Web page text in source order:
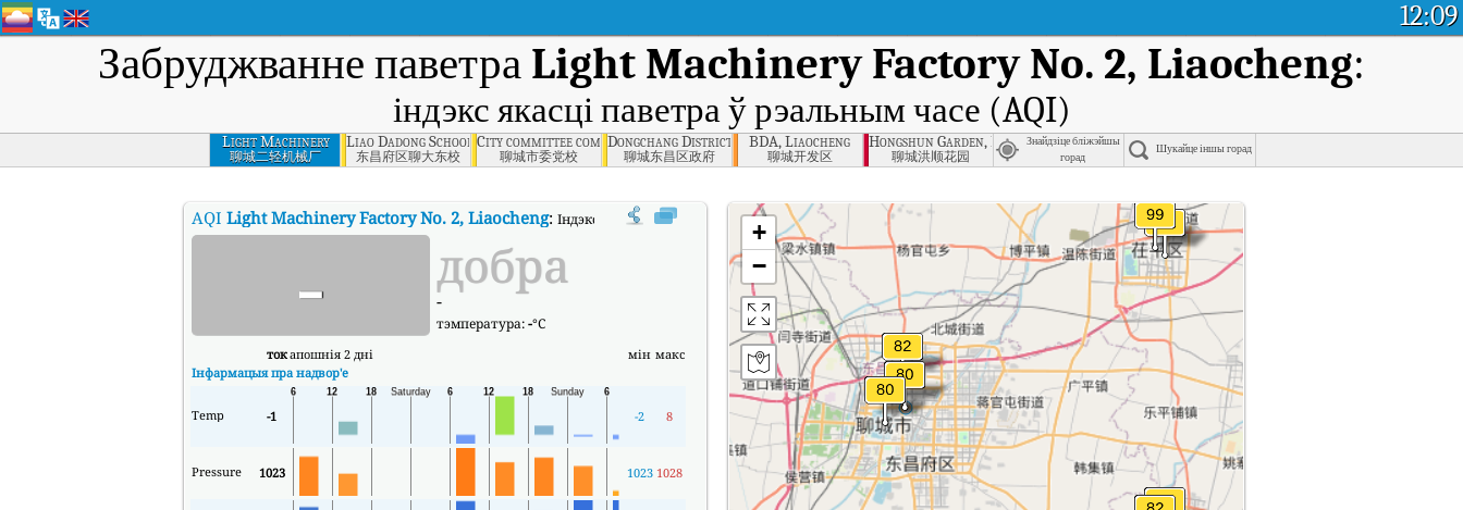
12:09
Забруджванне паветра Light Machinery Factory No. 2, Liaocheng:
індэкс якасці паветра ў рэальным часе (AQI)
Light Machinery
Factory No. 2,
Liaocheng
聊城二轻机械厂
Liao Dadong School, Dongchangfu District
东昌府区聊大东校
City committee communist party school, Liaocheng
聊城市委党校
Dongchang District Government, Liaocheng
聊城东昌区政府
BDA, Liaocheng
聊城开发区
Hongshun Garden, Liaocheng
聊城洪顺花园
Знайдзіце бліжэйшы
горад
Шукайце іншы горад
AQI Light Machinery Factory No. 2, Liaocheng: Індэкс якасці паветра Light Machinery Factory No. 2, Liaocheng у рэальным часе (AQI).
- добра
-
тэмпература:-°C
токапошнія 2 дні мін макс
Інфармацыя пра надвор'е
Temp -1 -2 8
Pressure 1023 1023 1028
+
−